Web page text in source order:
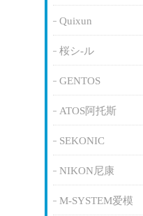
Quixun
桜シ-ル
GENTOS
ATOS阿托斯
SEKONIC
NIKON尼康
M-SYSTEM爱模